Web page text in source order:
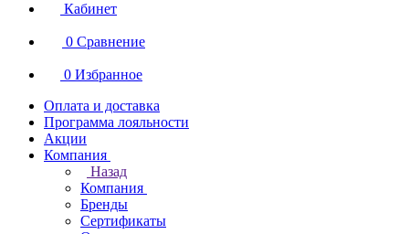
Кабинет
0 Сравнение
0 Избранное
Оплата и доставка
Программа лояльности
Акции
Компания
Назад
Компания
Бренды
Сертификаты